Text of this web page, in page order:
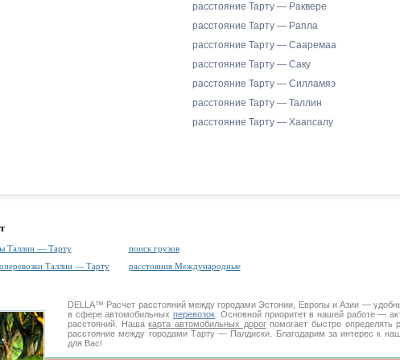
расстояние Тарту — Раквере
расстояние Тарту — Рапла
расстояние Тарту — Сааремаа
расстояние Тарту — Саку
расстояние Тарту — Силламяэ
расстояние Тарту — Таллин
расстояние Тарту — Хаапсалу
Таллин — Тарту
поиск грузов
Таллин — Тарту расстояния Международные
DELLA™ Расчет расстояниймежду городами Эстонии, Европы и Азии —
в сфере автомобильныхперевозок . Основной приоритет в нашей работе —
расстояний. Нашакарта автомобильных дорогпомогает быстро определять
расстояние между городами Тарту — Палдиски. Благодарим за интерес к
для Вас!